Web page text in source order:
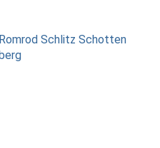
Romrod Schlitz Schotten